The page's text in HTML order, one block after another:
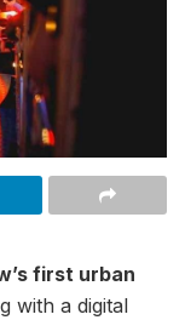
first urban
with a digital